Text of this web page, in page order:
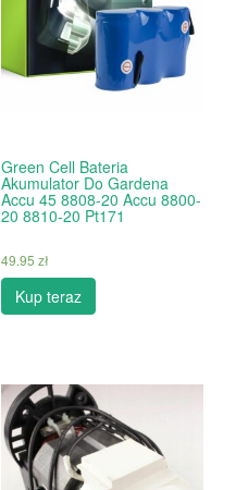
Green Cell Bateria
Akumulator Do Gardena
Accu 45 8808-20 Accu 8800-
20 8810-20 Pt171
49.95 zł
Kup teraz